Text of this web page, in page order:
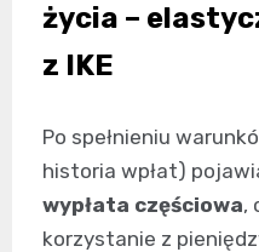
życia –
z IKE
Po spełnieniu
historia wpłat)
wypłata częściowa,
korzystanie z